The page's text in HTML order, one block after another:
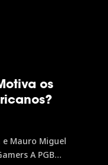
os
e Mauro Miguel
A PGB